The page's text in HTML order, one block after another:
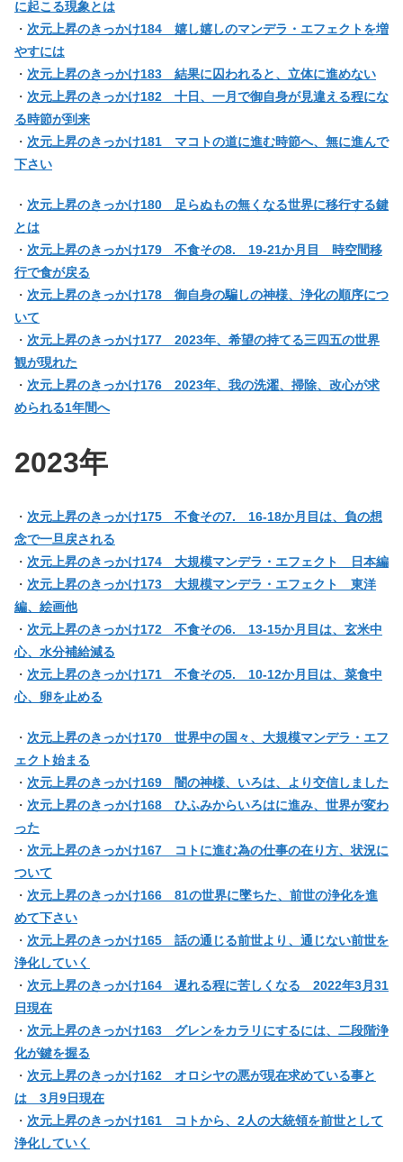
に起こる現象とは
・ 次元上昇のきっかけ184 嬉し嬉しのマンデラ・エフェクトを増
やすには
・ 次元上昇のきっかけ183 結果に囚われると、立体に進めない
・ 次元上昇のきっかけ182 十日、一月で御自身が見違える程にな
る時節が到来
・ 次元上昇のきっかけ181 マコトの道に進む時節へ、無に進んで
下さい
・ 次元上昇のきっかけ180 足らぬもの無くなる世界に移行する鍵
とは
・ 次元上昇のきっかけ179 不食その8. 19-21か月目 時空間移
行で食が戻る
・ 次元上昇のきっかけ178 御自身の騙しの神様、浄化の順序につ
いて
・ 次元上昇のきっかけ177 2023年、希望の持てる三四五の世界
観が現れた
・ 次元上昇のきっかけ176 2023年、我の洗濯、掃除、改心が求
められる1年間へ
2023年
・ 次元上昇のきっかけ175 不食その7. 16-18か月目は、負の想
念で一旦戻される
・ 次元上昇のきっかけ174 大規模マンデラ・エフェクト 日本編
・ 次元上昇のきっかけ173 大規模マンデラ・エフェクト 東洋
編、絵画他
・ 次元上昇のきっかけ172 不食その6. 13-15か月目は、玄米中
心、水分補給減る
・ 次元上昇のきっかけ171 不食その5. 10-12か月目は、菜食中
心、卵を止める
・ 次元上昇のきっかけ170 世界中の国々、大規模マンデラ・エフ
ェクト始まる
・ 次元上昇のきっかけ169 闇の神様、いろは、より交信しました
・ 次元上昇のきっかけ168 ひふみからいろはに進み、世界が変わ
った
・ 次元上昇のきっかけ167 コトに進む為の仕事の在り方、状況に
ついて
・ 次元上昇のきっかけ166 81の世界に墜ちた、前世の浄化を進
めて下さい
・ 次元上昇のきっかけ165 話の通じる前世より、通じない前世を
浄化していく
・ 次元上昇のきっかけ164 遅れる程に苦しくなる 2022年3月31
日現在
・ 次元上昇のきっかけ163 グレンをカラリにするには、二段階浄
化が鍵を握る
・ 次元上昇のきっかけ162 オロシヤの悪が現在求めている事と
は 3月9日現在
・ 次元上昇のきっかけ161 コトから、2人の大統領を前世として
浄化していく